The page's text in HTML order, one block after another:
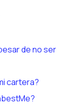
de no ser
cartera?